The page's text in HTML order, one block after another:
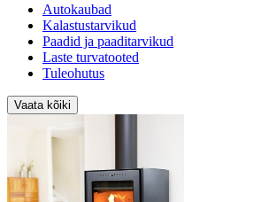
Autokaubad
Kalastustarvikud
Paadid ja paaditarvikud
Laste turvatooted
Tuleohutus
Vaata kõiki